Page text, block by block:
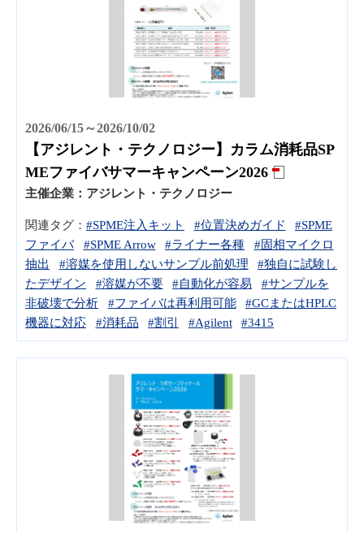
2026/06/15～2026/10/02
【アジレント・テクノロジー】カラム消耗品SP
MEファイバサマーキャンペーン2026
主催企業： アジレント・テクノロジー
関連タグ： #SPME注入キット #位置決めガイド
#SPME
ファイバ
#SPME Arrow #ライナー各種
#固相マイクロ
抽出
#溶媒を使用しないサンプル前処理
#独自に試験し
たデザイン
#溶媒が不要 #自動化が容易
#サンプルを
非破壊で分析
#ファイバは再利用可能
#GCまたはHPLC
機器に対応
#消耗品 #割引 #Agilent #3415